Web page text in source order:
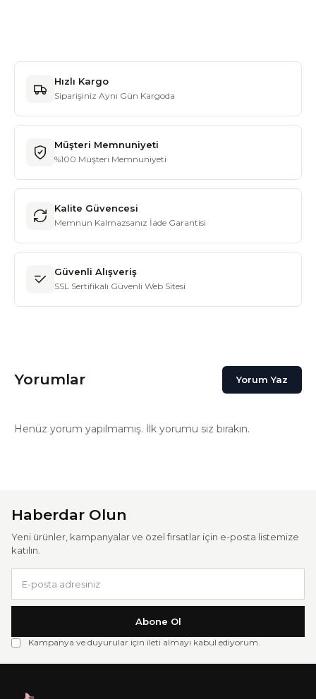
Hızlı Kargo
Siparişiniz Aynı Gün Kargoda
Müşteri Memnuniyeti
%100 Müşteri Memnuniyeti
Kalite Güvencesi
Memnun Kalmazsanız İade Garantisi
Güvenli Alışveriş
SSL Sertifikalı Güvenli Web Sitesi
Yorumlar Yorum Yaz
Henüz yorum yapılmamış. İlk yorumu siz bırakın.
Haberdar Olun
Yeni ürünler, kampanyalar ve özel fırsatlar için e-posta listemize
katılın.
Abone Ol
Kampanya ve duyurular için ileti almayı kabul ediyorum.